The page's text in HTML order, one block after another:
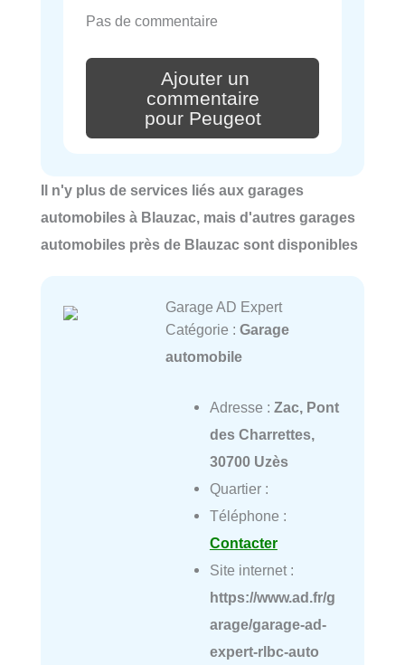
Pas de commentaire
Ajouter un
commentaire
pour Peugeot
Il n'y plus de services liés aux garages
automobiles à Blauzac, mais d'autres garages
automobiles près de Blauzac sont disponibles
Garage AD Expert
Catégorie : Garage
automobile
Adresse : Zac, Pont
des Charrettes,
30700 Uzès
Quartier :
Téléphone :
Contacter
Site internet :
https://www.ad.fr/g
arage/garage-ad-
expert-rlbc-auto